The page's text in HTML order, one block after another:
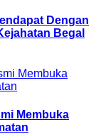
Dengan
Begal
Membuka